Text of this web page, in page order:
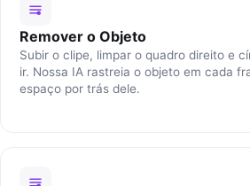
Remover o Objeto
Subir o clipe, limpar o quadro direito e
ir. Nossa IA rastreia o objeto em cada
espaço por trás dele.